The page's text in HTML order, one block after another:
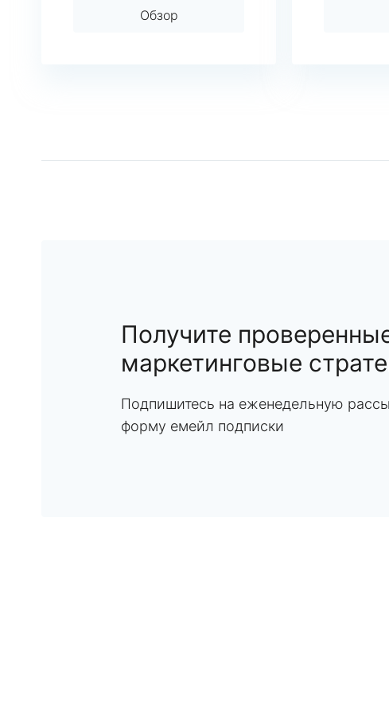
Обзор
Получите
маркетинговые
Подпишитесь на еженедельную
форму емейл подписки